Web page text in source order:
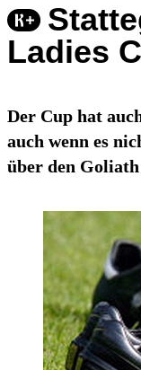
Ladies
Der Cup hat
auch wenn es
über den